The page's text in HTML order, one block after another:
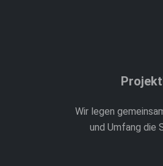
Wir legen
und Umfang die